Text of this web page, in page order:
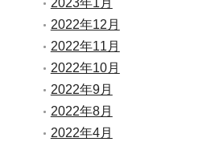
2023年1月
2022年12月
2022年11月
2022年10月
2022年9月
2022年8月
2022年4月